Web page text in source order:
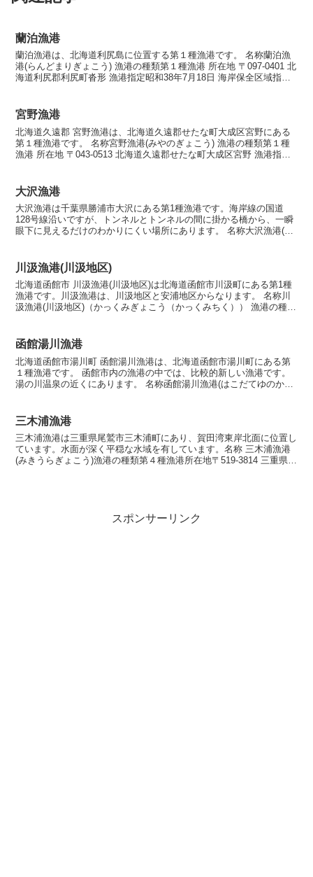
蘭泊漁港
蘭泊漁港は、北海道利尻島に位置する第１種漁港です。 名称蘭泊漁
港(らんどまりぎょこう) 漁港の種類第１種漁港 所在地 〒097-0401 北
海道利尻郡利尻町沓形 漁港指定昭和38年7月18日 海岸保全区域指定
宮野漁港
北海道久遠郡 宮野漁港は、北海道久遠郡せたな町大成区宮野にある
第１種漁港です。 名称宮野漁港(みやのぎょこう) 漁港の種類第１種
漁港 所在地 〒043-0513 北海道久遠郡せたな町大成区宮野 漁港指定
大沢漁港
大沢漁港は千葉県勝浦市大沢にある第1種漁港です。海岸線の国道
128号線沿いですが、トンネルとトンネルの間に掛かる橋から、一瞬
眼下に見えるだけのわかりにくい場所にあります。 名称大沢漁港(お
川汲漁港(川汲地区)
北海道函館市 川汲漁港(川汲地区)は北海道函館市川汲町にある第1種
漁港です。川汲漁港は、川汲地区と安浦地区からなります。 名称川
汲漁港(川汲地区)（かっくみぎょこう（かっくみちく）） 漁港の種類
函館湯川漁港
北海道函館市湯川町 函館湯川漁港は、北海道函館市湯川町にある第
１種漁港です。 函館市内の漁港の中では、比較的新しい漁港です。
湯の川温泉の近くにあります。 名称函館湯川漁港(はこだてゆのかわ
三木浦漁港
三木浦漁港は三重県尾鷲市三木浦町にあり、賀田湾東岸北面に位置し
ています。水面が深く平穏な水域を有しています。名称 三木浦漁港
(みきうらぎょこう)漁港の種類第４種漁港所在地〒519-3814 三重県尾
スポンサーリンク